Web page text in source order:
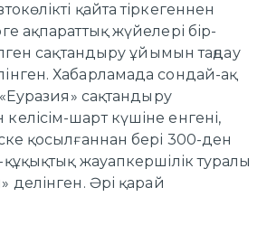
қайта тіркегеннен
ақпараттық жүйелері бір-
сақтандыру ұйымын таңдау
Хабарламада сондай-ақ
«Еуразия» сақтандыру
шарт күшіне енгені,
қосылғаннан бері 300-ден
құқықтық жауапкершілік туралы
делінген. Әрі қарай